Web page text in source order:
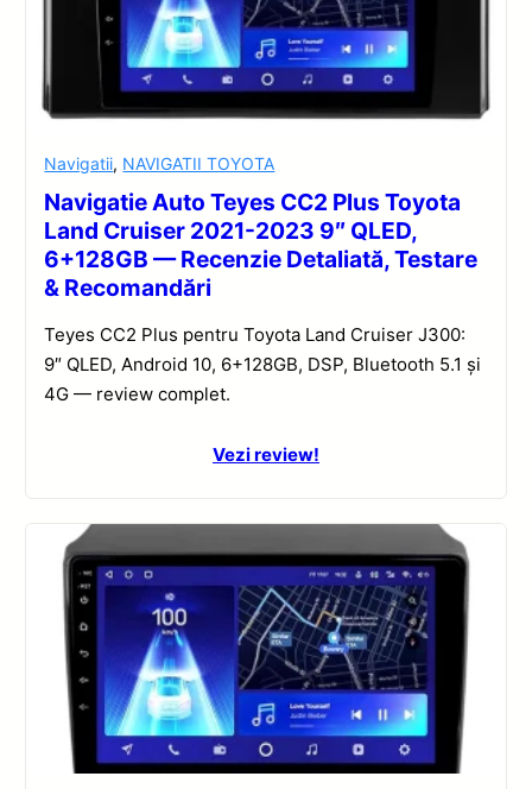
Navigatii, NAVIGATII TOYOTA
Navigatie Auto Teyes CC2 Plus Toyota
Land Cruiser 2021-2023 9″ QLED,
6+128GB — Recenzie Detaliată, Testare
& Recomandări
Teyes CC2 Plus pentru Toyota Land Cruiser J300:
9″ QLED, Android 10, 6+128GB, DSP, Bluetooth 5.1 și
4G — review complet.
Vezi review!